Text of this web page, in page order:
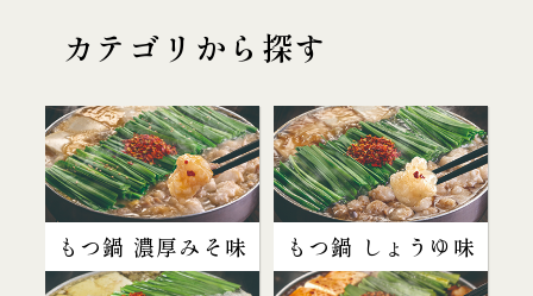
カテゴリから探す
もつ鍋 濃厚みそ味 もつ鍋 しょうゆ味